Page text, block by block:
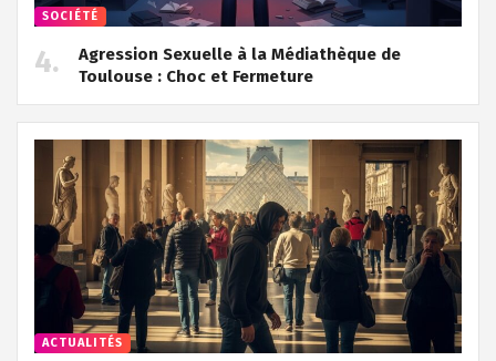
SOCIÉTÉ
Agression Sexuelle à la Médiathèque de
Toulouse : Choc et Fermeture
ACTUALITÉS